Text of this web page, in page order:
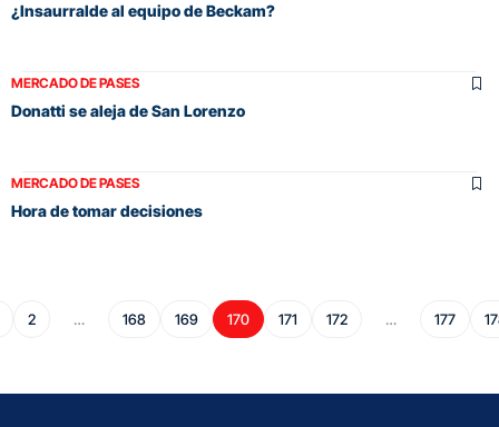
¿Insaurralde al equipo de Beckam?
MERCADO DE PASES
Donatti se aleja de San Lorenzo
MERCADO DE PASES
Hora de tomar decisiones
2 … 168 169 170 171 172 … 177